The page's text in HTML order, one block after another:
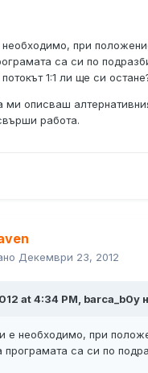
при
са си по
1:1 ли ще си
описваш
работа.
Декември 23, 2012
at 4:34 PM, barca_b0y
е необходимо, при
програмата са си по